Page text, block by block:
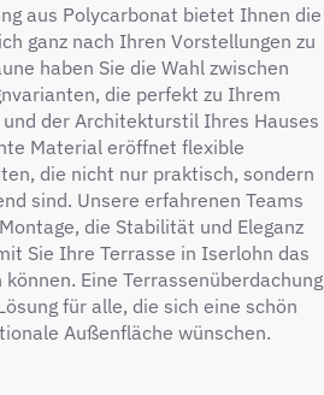
aus Polycarbonat bietet Ihnen die
ganz nach Ihren Vorstellungen zu
haben Sie die Wahl zwischen
die perfekt zu Ihrem
der Architekturstil Ihres Hauses
Material eröffnet flexible
die nicht nur praktisch, sondern
sind. Unsere erfahrenen Teams
die Stabilität und Eleganz
Sie Ihre Terrasse in Iserlohn das
Eine Terrassenüberdachung
für alle, die sich eine schön
Außenfläche wünschen.